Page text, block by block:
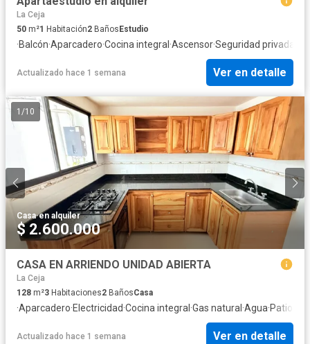
La Ceja
50 m²1 Habitación2 Baños Estudio
·Balcón·Aparcadero·Cocina integral ·Ascensor·Seguridad privada
Actualizado hace 1 semana Ver en detalle
1 /10
Casa·en alquiler
$ 2.600.000
CASA EN ARRIENDO UNIDAD ABIERTA
La Ceja
128 m²3 Habitaciones2 BañosCasa
·Aparcadero·Electricidad·Cocina integral ·Gas natural ·Agua·Patio
Actualizado hace 1 semana Ver en detalle